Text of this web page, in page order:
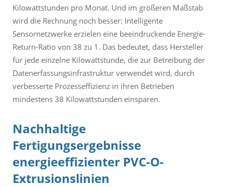
Kilowattstunden pro Monat. Und im größeren Maßstab
wird die Rechnung noch besser: Intelligente
Sensornetzwerke erzielen eine beeindruckende Energie-
Return-Ratio von 38 zu 1. Das bedeutet, dass Hersteller
für jede einzelne Kilowattstunde, die zur Betreibung der
Datenerfassungsinfrastruktur verwendet wird, durch
verbesserte Prozesseffizienz in ihren Betrieben
mindestens 38 Kilowattstunden einsparen.
Nachhaltige
Fertigungsergebnisse
energieeffizienter PVC-O-
Extrusionslinien